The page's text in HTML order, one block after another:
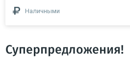
Наличными
Суперпредложения!